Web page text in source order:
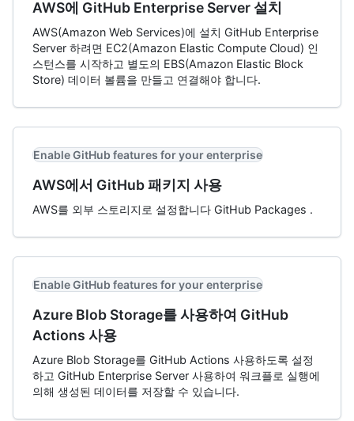
AWS에 GitHub Enterprise Server 설치
AWS(Amazon Web Services)에 설치 GitHub Enterprise
Server 하려면 EC2(Amazon Elastic Compute Cloud) 인
스턴스를 시작하고 별도의 EBS(Amazon Elastic Block
Store) 데이터 볼륨을 만들고 연결해야 합니다.
Enable GitHub features for your enterprise
AWS에서 GitHub 패키지 사용
AWS를 외부 스토리지로 설정합니다 GitHub Packages .
Enable GitHub features for your enterprise
Azure Blob Storage를 사용하여 GitHub
Actions 사용
Azure Blob Storage를 GitHub Actions 사용하도록 설정
하고 GitHub Enterprise Server 사용하여 워크플로 실행에
의해 생성된 데이터를 저장할 수 있습니다.